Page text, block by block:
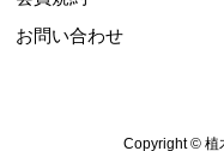
お問い合わせ
Copyright © 植